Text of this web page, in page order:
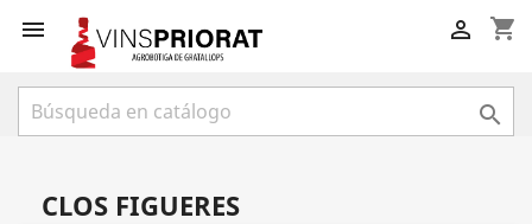
 shopping_cart


CLOS FIGUERES